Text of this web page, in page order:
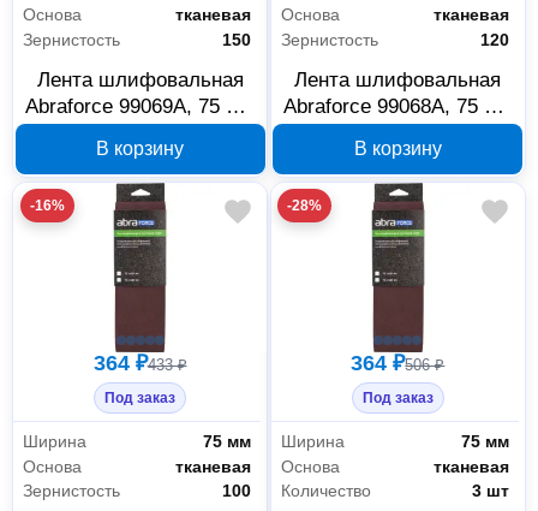
Основа
тканевая
Зернистость
150
Лента шлифовальная
Abraforce 99069А, 75 мм
В корзину
Основа
тканевая
Зернистость
120
Лента шлифовальная
Abraforce 99068А, 75 мм
В корзину
-16%
364 ₽433 ₽
Под заказ
Ширина
75 мм
Основа
тканевая
Зернистость
100
-28%
364 ₽506 ₽
Под заказ
Ширина
75 мм
Основа
тканевая
Количество
3 шт